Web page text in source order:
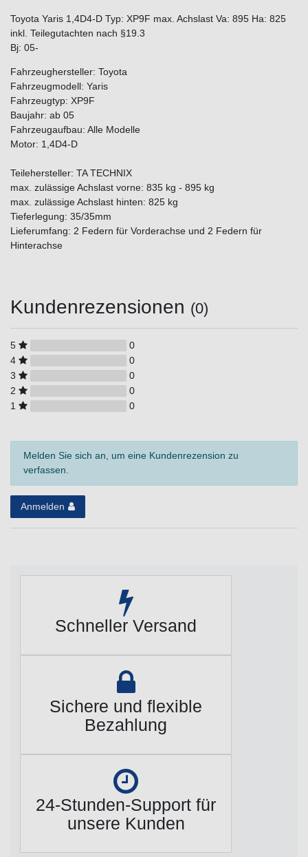
Toyota Yaris 1,4D4-D Typ: XP9F max. Achslast Va: 895 Ha: 825
inkl. Teilegutachten nach §19.3
Bj: 05-
Fahrzeughersteller: Toyota
Fahrzeugmodell: Yaris
Fahrzeugtyp: XP9F
Baujahr: ab 05
Fahrzeugaufbau: Alle Modelle
Motor: 1,4D4-D
Teilehersteller: TA TECHNIX
max. zulässige Achslast vorne: 835 kg - 895 kg
max. zulässige Achslast hinten: 825 kg
Tieferlegung: 35/35mm
Lieferumfang: 2 Federn für Vorderachse und 2 Federn für
Hinterachse
Kundenrezensionen (0)
5
0
4
0
3
0
2
0
1
0
Melden Sie sich an, um eine Kundenrezension zu
verfassen.
Anmelden
Schneller Versand
Sichere und flexible
Bezahlung
24-Stunden-Support für
unsere Kunden